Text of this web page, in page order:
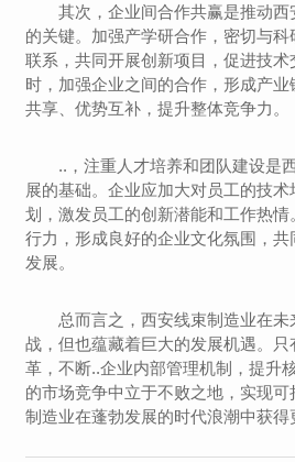
其次，企业间合作共赢是推动
的关键。加强产学研合作，密切与
联系，共同开展创新项目，促进技
时，加强企业之间的合作，形成产
共享、优势互补，提升整体竞争力。
..，注重人才培养和团队建设是
展的基础。企业应加大对员工的技
划，激发员工的创新潜能和工作热
行力，形成良好的企业文化氛围，
发展。
总而言之，西安线束制造业在
战，但也蕴藏着巨大的发展机遇。
革，不断..企业内部管理机制，提升
的市场竞争中立于不败之地，实现
制造业在蓬勃发展的时代浪潮中获得